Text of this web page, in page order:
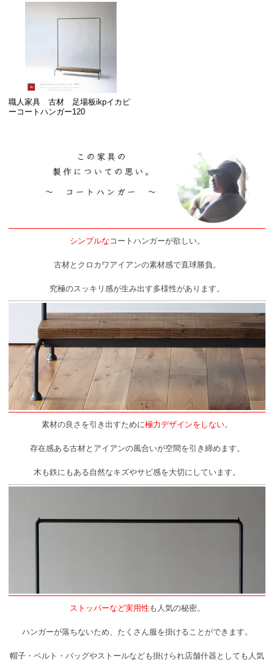
職人家具 古材 足場板ikpイカピ
ーコートハンガー120
シンプルな コートハンガーが欲しい。
古材とクロカワアイアンの素材感で直球勝負。
究極のスッキリ感が生み出す多様性があります。
素材の良さを引き出すために極力デザインをしない。
存在感ある古材とアイアンの風合いが空間を引き締めます。
木も鉄にもある自然なキズやサビ感を大切にしています。
ストッパーなど実用性 も人気の秘密。
ハンガーが落ちないため、たくさん服を掛けることができます。
帽子・ベルト・バッグやストールなども掛けられ店舗什器としても人気